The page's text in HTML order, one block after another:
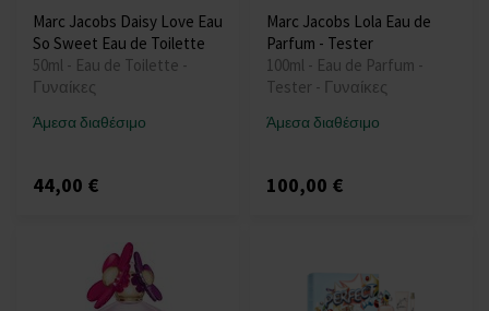
Marc Jacobs Daisy Love Eau
So Sweet Eau de Toilette
50ml - Eau de Toilette -
Γυναίκες
Άμεσα διαθέσιμο
44,00 €
Marc Jacobs Lola Eau de
Parfum - Tester
100ml - Eau de Parfum -
Tester - Γυναίκες
Άμεσα διαθέσιμο
100,00 €